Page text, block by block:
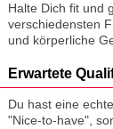
Halte Dich fit und
verschiedensten
und körperliche
Erwartete
Du hast eine
"Nice-to-have",